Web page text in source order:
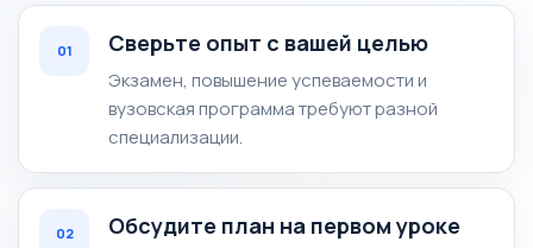
01 Сверьте опыт с вашей целью
Экзамен, повышение успеваемости и
вузовская программа требуют разной
специализации.
02 Обсудите план на первом уроке